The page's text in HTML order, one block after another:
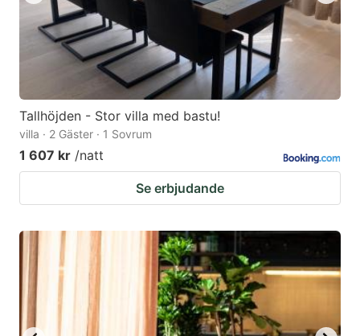
Tallhöjden - Stor villa med bastu!
villa · 2 Gäster · 1 Sovrum
1 607 kr /natt
Se erbjudande